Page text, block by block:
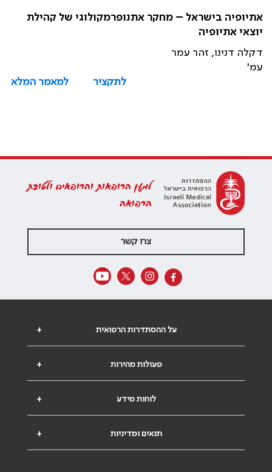
אתיופיה בישראל – מחקר אתנופרמקולוגי של קהילת
יוצאי אתיופיה
דקלה דנינו, זהר עמר
עמ'
לתקציר
למאמר המלא
למען הרופאות והרופאים ולטובת
הרפואה
צרו קשר
+ על ההסתדרות הרפואית
+ פעולות מהירות
+ לוחות מידע
+ תנאים ומדיניות